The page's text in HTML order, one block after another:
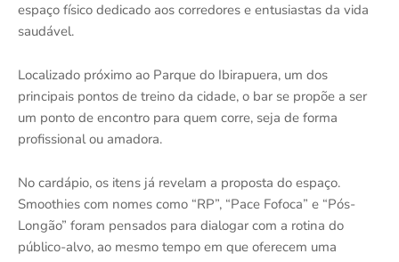
espaço físico dedicado aos corredores e entusiastas da vida
saudável.
Localizado próximo ao Parque do Ibirapuera, um dos
principais pontos de treino da cidade, o bar se propõe a ser
um ponto de encontro para quem corre, seja de forma
profissional ou amadora.
No cardápio, os itens já revelam a proposta do espaço.
Smoothies com nomes como “RP”, “Pace Fofoca” e “Pós-
Longão” foram pensados para dialogar com a rotina do
público-alvo, ao mesmo tempo em que oferecem uma